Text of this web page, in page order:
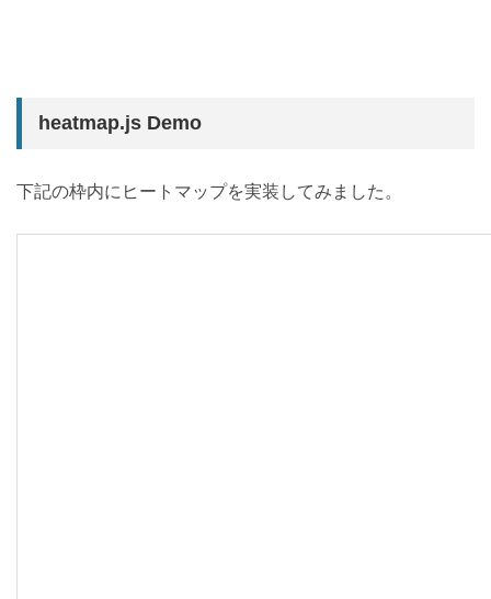
heatmap.js Demo
下記の枠内にヒートマップを実装してみました。